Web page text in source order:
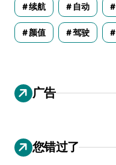
续航 自动
颜值 驾驶
广告
您错过了